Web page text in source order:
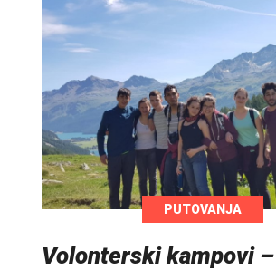
PUTOVANJA
Volonterski kampovi